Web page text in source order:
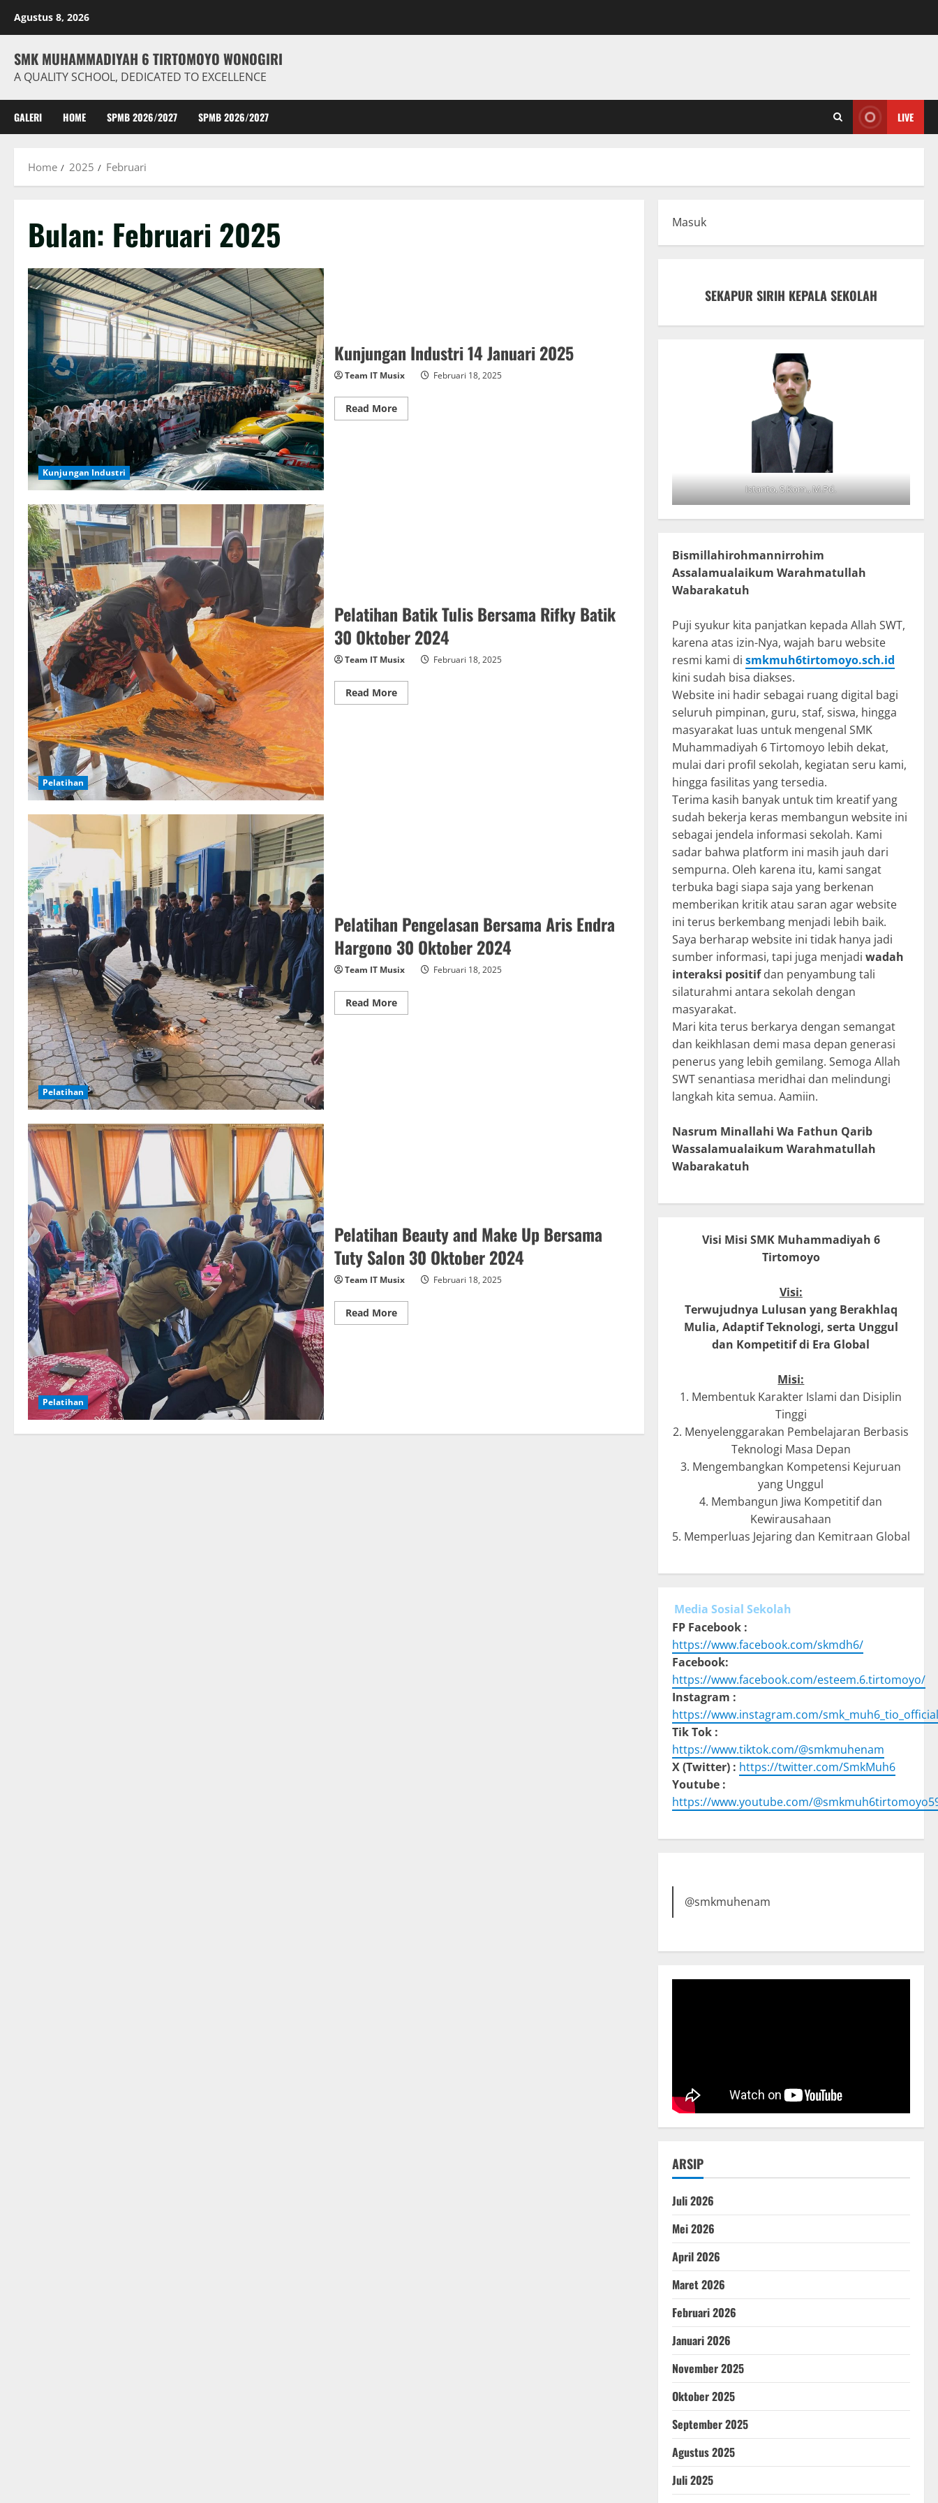
Agustus 8, 2026
SMK MUHAMMADIYAH 6 TIRTOMOYO WONOGIRI
A QUALITY SCHOOL, DEDICATED TO EXCELLENCE
GALERI HOME SPMB 2026/2027 SPMB 2026/2027 LIVE
Home 2025 Februari
Bulan: Februari 2025
Kunjungan Industri
Kunjungan Industri 14 Januari 2025
Team IT Musix Februari 18, 2025
Read MoreRead
more
Pelatihan
Pelatihan Batik Tulis Bersama Rifky Batik
30 Oktober 2024
Team IT Musix Februari 18, 2025
Read MoreRead
more
Pelatihan
Pelatihan Pengelasan Bersama Aris Endra
Hargono 30 Oktober 2024
Team IT Musix Februari 18, 2025
Read MoreRead
more
Pelatihan
Pelatihan Beauty and Make Up Bersama
Tuty Salon 30 Oktober 2024
Team IT Musix Februari 18, 2025
Read MoreRead
more
Masuk
SEKAPUR SIRIH KEPALA SEKOLAH
Istanto, S.Kom., M.Pd.
Bismillahirohmannirrohim
Assalamualaikum Warahmatullah
Wabarakatuh
Puji syukur kita panjatkan kepada Allah SWT,
karena atas izin-Nya, wajah baru website
resmi kami di smkmuh6tirtomoyo.sch.id
kini sudah bisa diakses.
Website ini hadir sebagai ruang digital bagi
seluruh pimpinan, guru, staf, siswa, hingga
masyarakat luas untuk mengenal SMK
Muhammadiyah 6 Tirtomoyo lebih dekat,
mulai dari profil sekolah, kegiatan seru kami,
hingga fasilitas yang tersedia.
Terima kasih banyak untuk tim kreatif yang
sudah bekerja keras membangun website ini
sebagai jendela informasi sekolah. Kami
sadar bahwa platform ini masih jauh dari
sempurna. Oleh karena itu, kami sangat
terbuka bagi siapa saja yang berkenan
memberikan kritik atau saran agar website
ini terus berkembang menjadi lebih baik.
Saya berharap website ini tidak hanya jadi
sumber informasi, tapi juga menjadi wadah
interaksi positifdan penyambung tali
silaturahmi antara sekolah dengan
masyarakat.
Mari kita terus berkarya dengan semangat
dan keikhlasan demi masa depan generasi
penerus yang lebih gemilang. Semoga Allah
SWT senantiasa meridhai dan melindungi
langkah kita semua. Aamiin.
Nasrum Minallahi Wa Fathun Qarib
Wassalamualaikum Warahmatullah
Wabarakatuh
Visi Misi SMK Muhammadiyah 6
Tirtomoyo
Visi:
Terwujudnya Lulusan yang Berakhlaq
Mulia, Adaptif Teknologi, serta Unggul
dan Kompetitif di Era Global
Misi:
1. Membentuk Karakter Islami dan Disiplin
Tinggi
2. Menyelenggarakan Pembelajaran Berbasis
Teknologi Masa Depan
3. Mengembangkan Kompetensi Kejuruan
yang Unggul
4. Membangun Jiwa Kompetitif dan
Kewirausahaan
5. Memperluas Jejaring dan Kemitraan Global
Media Sosial Sekolah
FP Facebook :
https://www.facebook.com/skmdh6/
Facebook:
https://www.facebook.com/esteem.6.tirtomoyo/
Instagram :
https://www.instagram.com/
Tik Tok :
https://www.tiktok.com/@smkmuhenam
X (Twitter) : https://twitter.com/SmkMuh6
Youtube :
https://www.youtube.com/
@smkmuhenam
ARSIP
Juli 2026
Mei 2026
April 2026
Maret 2026
Februari 2026
Januari 2026
November 2025
Oktober 2025
September 2025
Agustus 2025
Juli 2025